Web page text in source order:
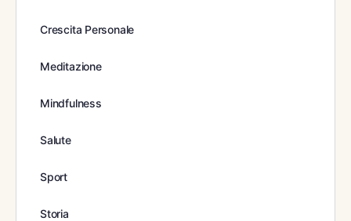
Crescita Personale
Meditazione
Mindfulness
Salute
Sport
Storia